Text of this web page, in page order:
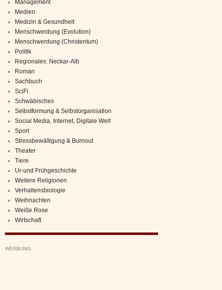
Management
Medien
Medizin & Gesundheit
Menschwerdung (Evolution)
Menschwerdung (Christentum)
Politik
Regionales: Neckar-Alb
Roman
Sachbuch
SciFi
Schwäbisches
Selbstformung & Selbstorganisation
Social Media, Internet, Digitale Welt
Sport
Stressbewältigung & Burnout
Theater
Tiere
Ur-und Frühgeschichte
Weitere Religionen
Verhaltensbiologie
Weihnachten
Weiße Rose
Wirtschaft
WERBUNG: